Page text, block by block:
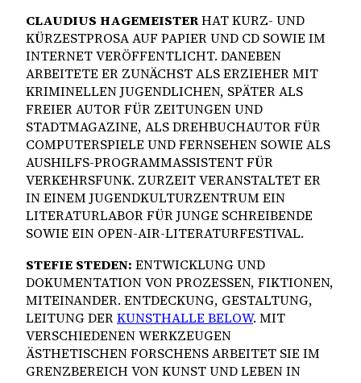
CLAUDIUS HAGEMEISTERHAT KURZ- UND
KÜRZESTPROSA AUF PAPIER UND CD SOWIE IM
INTERNET VERÖFFENTLICHT. DANEBEN
ARBEITETE ER ZUNÄCHST ALS ERZIEHER MIT
KRIMINELLEN JUGENDLICHEN, SPÄTER ALS
FREIER AUTOR FÜR ZEITUNGEN UND
STADTMAGAZINE, ALS DREHBUCHAUTOR FÜR
COMPUTERSPIELE UND FERNSEHEN SOWIE ALS
AUSHILFS-PROGRAMMASSISTENT FÜR
VERKEHRSFUNK. ZURZEIT VERANSTALTET ER
IN EINEM JUGENDKULTURZENTRUM EIN
LITERATURLABOR FÜR JUNGE SCHREIBENDE
SOWIE EIN OPEN-AIR-LITERATURFESTIVAL.
STEFIE STEDEN: ENTWICKLUNG UND
DOKUMENTATION VON PROZESSEN, FIKTIONEN,
MITEINANDER. ENTDECKUNG, GESTALTUNG,
LEITUNG DERKUNSTHALLE BELOW. MIT
VERSCHIEDENEN WERKZEUGEN
ÄSTHETISCHEN FORSCHENS ARBEITET SIE IM
GRENZBEREICH VON KUNST UND LEBEN IN